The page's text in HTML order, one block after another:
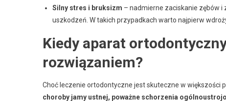
Silny stres i bruksizm – nadmierne zaciskanie zębów i
uszkodzeń. W takich przypadkach warto najpierw
Kiedy aparat
rozwiązaniem?
Choć leczenie ortodontyczne jest skuteczne w większości
choroby jamy ustnej, poważne schorzenia